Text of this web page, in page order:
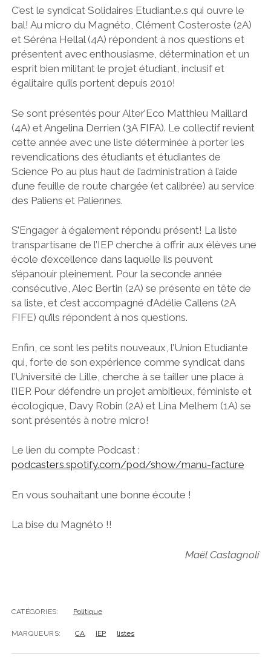
C’est le syndicat Solidaires Etudiant.e.s qui ouvre le
bal! Au micro du Magnéto, Clément Costeroste (2A)
et Séréna Hellal (4A) répondent à nos questions et
présentent avec enthousiasme, détermination et un
esprit bien militant le projet étudiant, inclusif et
égalitaire qu’ils portent depuis 2010!
Se sont présentés pour Alter’Eco Matthieu Maillard
(4A) et Angelina Derrien (3A FIFA). Le collectif revient
cette année avec une liste déterminée à porter les
revendications des étudiants et étudiantes de
Science Po au plus haut de l’administration à l’aide
d’une feuille de route chargée (et calibrée) au service
des Paliens et Paliennes.
S’Engager à également répondu présent! La liste
transpartisane de l’IEP cherche à offrir aux élèves une
école d’excellence dans laquelle ils peuvent
s’épanouir pleinement. Pour la seconde année
consécutive, Alec Bertin (2A) se présente en tête de
sa liste, et c’est accompagné d’Adélie Callens (2A
FIFE) qu’ils répondent à nos questions.
Enfin, ce sont les petits nouveaux, l’Union Etudiante
qui, forte de son expérience comme syndicat dans
l’Université de Lille, cherche à se tailler une place à
l’IEP. Pour défendre un projet ambitieux, féministe et
écologique, Davy Robin (2A) et Lina Melhem (1A) se
sont présentés à notre micro!
Le lien du compte Podcast :
podcasters.spotify.com/pod/show/manu-facture
En vous souhaitant une bonne écoute !
La bise du Magnéto !!
Maël Castagnoli
CATÉGORIES: Politique
MARQUEURS: CA IEP listes